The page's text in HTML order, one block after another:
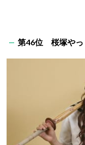
第46位 桜塚やっ